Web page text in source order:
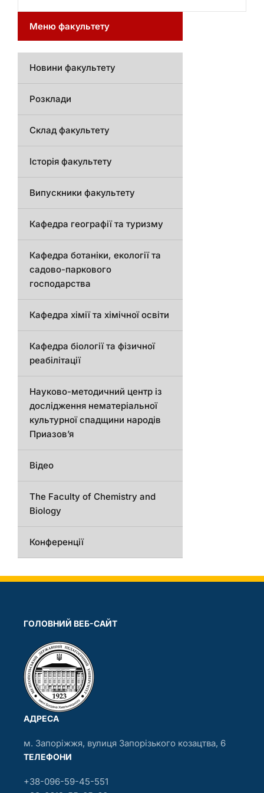
Меню факультету
Новини факультету
Розклади
Склад факультету
Історія факультету
Випускники факультету
Кафедра географії та туризму
Кафедра ботаніки, екології та
садово-паркового
господарства
Кафедра хімії та хімічної освіти
Кафедра біології та фізичної
реабілітації
Науково-методичний центр із
дослідження нематеріальної
культурної спадщини народів
Приазов’я
Відео
The Faculty of Chemistry and
Biology
Конференції
ГОЛОВНИЙ ВЕБ-САЙТ
АДРЕСА
м. Запоріжжя, вулиця Запорізького козацтва, 6
ТЕЛЕФОНИ
+38-096-59-45-551